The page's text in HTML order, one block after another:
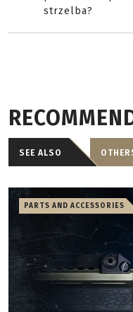
strzelba?
SEE ALSO
PARTS AND ACCESSORIES